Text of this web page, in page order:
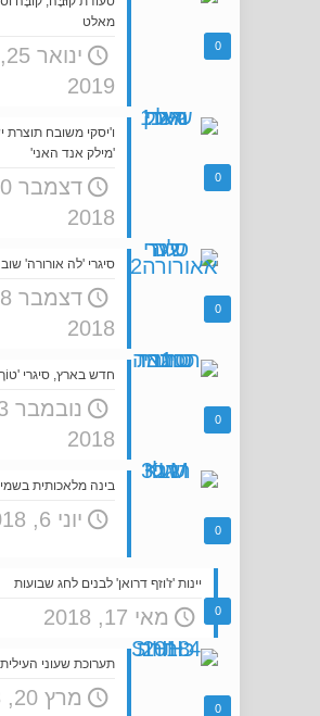
0
מאלט
ינואר 25,
2019
0
ו'יסקי משובח תוצרת
'מילק אנד האני'
2018
0
סיגרי 'לה אורורה'
2018
0
חדש בארץ, סיגרי
2018
0
בינה מלאכותית
יוני 6, 2018
0
יינות 'ז'וזף דרואן' לבנים לחג שבועות
מאי 17, 2018
0
תערוכת שעוני העילית
מרץ 20, 2018